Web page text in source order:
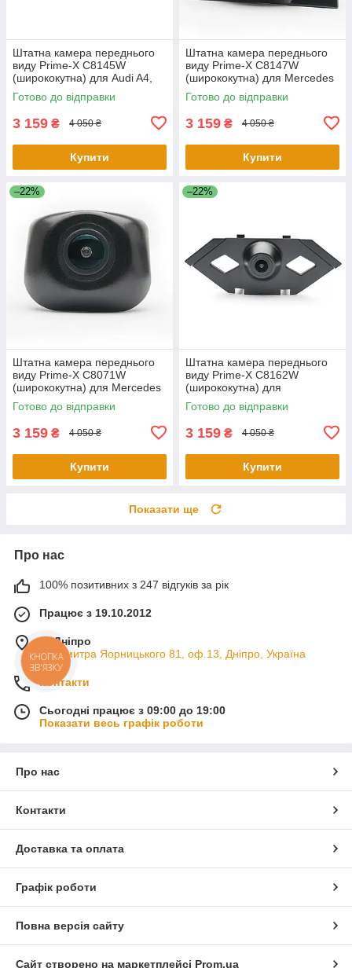
Штатна камера переднього
виду Prime-X C8145W
(ширококутна) для Audi A4,
A4L 2017-2018
Готово до відправки
3 159 ₴ 4 050 ₴
Купити
Штатна камера переднього
виду Prime-X C8147W
(ширококутна) для Mercedes
E-class 2016-2019
Готово до відправки
3 159 ₴ 4 050 ₴
Купити
–22%
Штатна камера переднього
виду Prime-X С8071W
(ширококутна) для Mercedes
S-Class W222, V222, X222
2015-2017
Готово до відправки
3 159 ₴ 4 050 ₴
Купити
–22%
Штатна камера переднього
виду Prime-X C8162W
(ширококутна) для
Volkswagen Tiguan L 2016
2017
Готово до відправки
3 159 ₴ 4 050 ₴
Купити
Показати ще
Про нас
100% позитивних з 247 відгуків за рік
Працює з 19.10.2012
м. Дніпро
пр. Дмитра Яорницького 81, оф.13, Дніпро, Україна
Контакти
Сьогодні працює з 09:00 до 19:00
Показати весь графік роботи
Про нас
Контакти
Доставка та оплата
Графік роботи
Повна версія сайту
Сайт створено на маркетплейсі Prom.ua
КНОПКА
ЗВ'ЯЗКУ